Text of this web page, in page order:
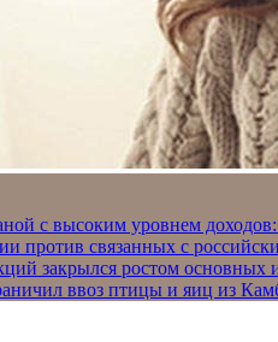
с высоким уровнем
против связанных с
закрылся ростом основных
ввоз птицы и яиц из